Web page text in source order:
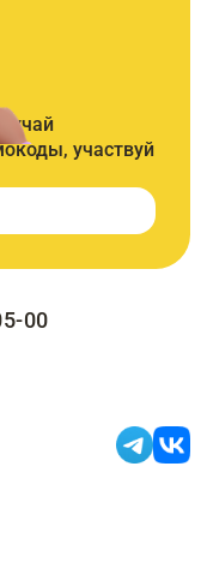
участвуй
00